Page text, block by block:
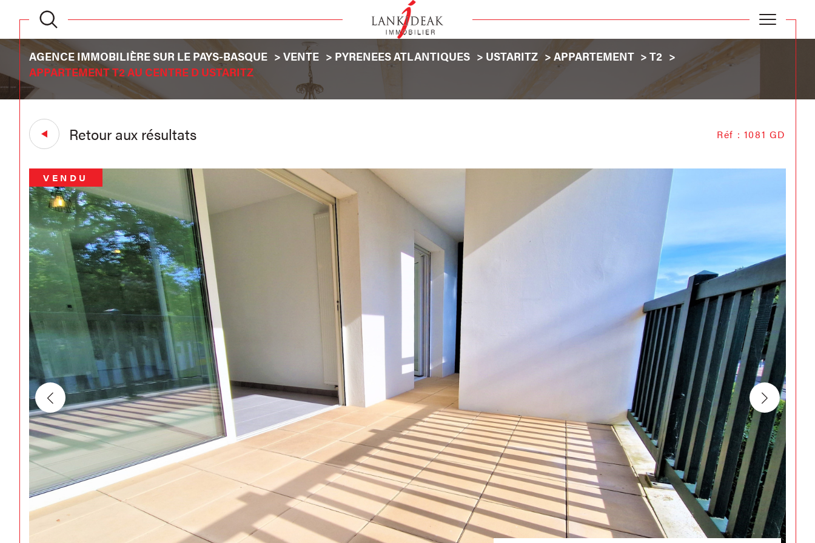
AGENCE IMMOBILIÈRE SUR LE PAYS-BASQUE VENTE PYRENEES ATLANTIQUES USTARITZ APPARTEMENT
T2
APPARTEMENT T2 AU CENTRE D USTARITZ
Retour aux résultats Réf : 1081 GD
VENDU